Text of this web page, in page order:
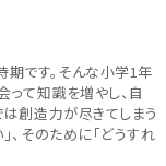
期です。そんな小学1年
って知識を増やし、自
創造力が尽きてしまう
、そのために「どうすれ